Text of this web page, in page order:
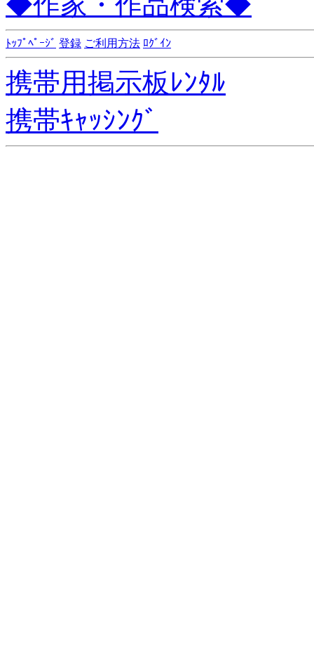
ﾄｯﾌﾟﾍﾟｰｼﾞ 登録 ご利用方法 ﾛｸﾞｲﾝ
携帯用掲示板ﾚﾝﾀﾙ
携帯ｷｬｯｼﾝｸﾞ